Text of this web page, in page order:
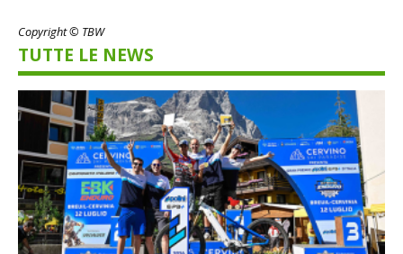
Copyright © TBW
TUTTE LE NEWS